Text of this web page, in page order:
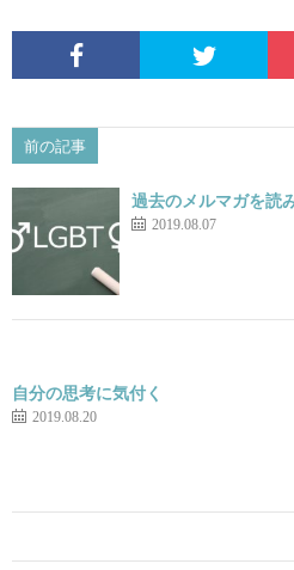
前の記事
過去のメルマガを読
2019.08.07
自分の思考に気付く
2019.08.20